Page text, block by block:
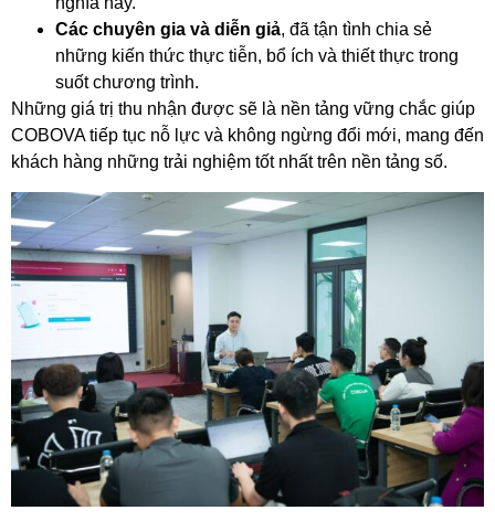
Các chuyên gia và diễn giả, đã tận tình chia sẻ
những kiến thức thực tiễn, bổ ích và thiết thực trong
suốt chương trình.
Những giá trị thu nhận được sẽ là nền tảng vững chắc giúp
COBOVA tiếp tục nỗ lực và không ngừng đổi mới, mang đến
khách hàng những trải nghiệm tốt nhất trên nền tảng số.